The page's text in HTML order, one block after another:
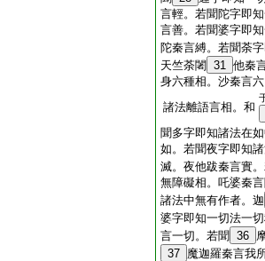
言輕。若聞陀字即
言善。若聞婆字即
陀秦言縛。若聞荼
天竺荼闍 31 他秦
身六種相。沙秦言
諸法離語言相。和
聞多字即知諸法在
如。若聞夜字即知
滅。夜他跋秦言實
無障礙相。吒婆秦
諸法中無有作者。迦
婆字即知一切法一
言一切。若聞 36
37 魔迦羅秦言我